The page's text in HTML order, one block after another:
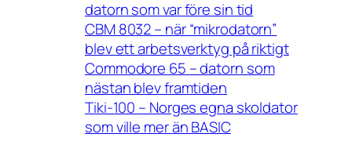
datorn som var före sin tid
CBM 8032 – när “mikrodatorn”
blev ett arbetsverktyg på riktigt
Commodore 65 – datorn som
nästan blev framtiden
Tiki-100 – Norges egna skoldator
som ville mer än BASIC